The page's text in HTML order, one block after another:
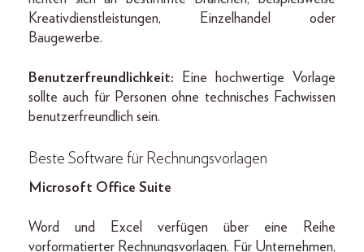
Kreativdienstleistungen, Einzelhandel oder
Baugewerbe.
Benutzerfreundlichkeit:
Eine hochwertige Vorlage
sollte auch für Personen ohne technisches Fachwissen
benutzerfreundlich sein.
Beste Software für Rechnungsvorlagen
Microsoft Office Suite
Word und Excel verfügen über eine Reihe
vorformatierter Rechnungsvorlagen. Für Unternehmen,